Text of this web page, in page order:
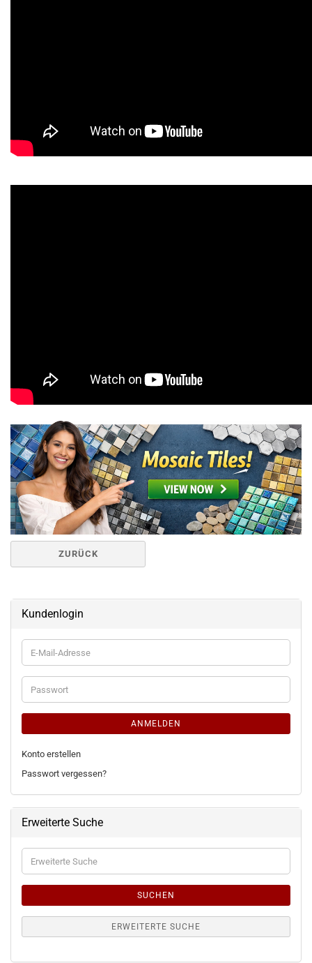
ZURÜCK
Kundenlogin
E-
Mail-
Adresse
Passwort
ANMELDEN
Konto erstellen
Passwort vergessen?
Erweiterte Suche
Erweiterte
Suche
SUCHEN
ERWEITERTE SUCHE